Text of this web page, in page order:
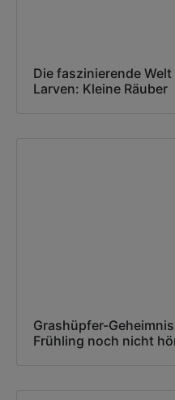
Die faszinierende
Larven: Kleine Räuber
Grashüpfer-
Frühling noch nicht